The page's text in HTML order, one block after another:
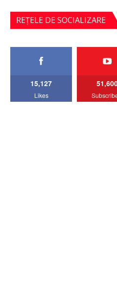
5
Noul Mercedes-
4MATIC V223)
27:33
AutoBlog.MD
REȚELE DE SOCIALIZARE
15,127
Likes